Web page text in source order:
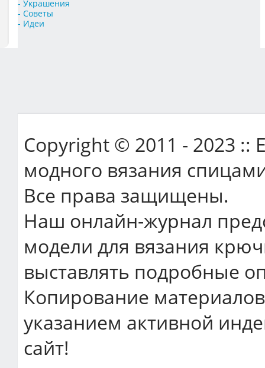
- Украшения
- Советы
- Идеи
Copyright © 2011 - 2023 ::
модного вязания
Все права защищены.
Наш онлайн-журнал
модели для вязания
выставлять подробные
Копирование
указанием активной
сайт!